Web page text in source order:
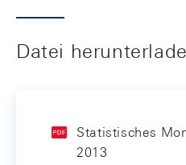
Datei
Statistisches
2013